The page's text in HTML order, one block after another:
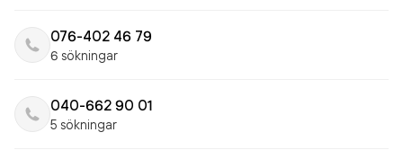
076-402 46 79
6 sökningar
040-662 90 01
5 sökningar